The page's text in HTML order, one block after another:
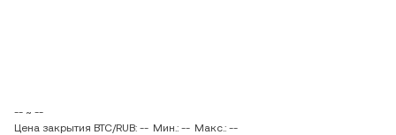
-- ~ --
Цена закрытия BTC/RUB: -- Мин.: -- Макс.: --